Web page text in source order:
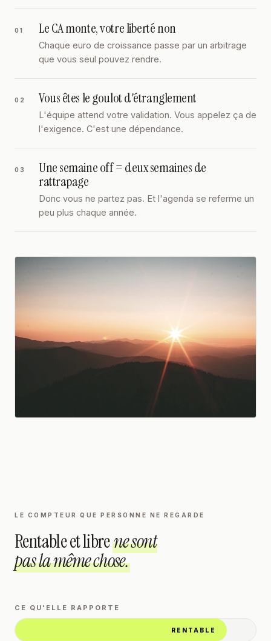
01 Le CA monte, votre liberté non
Chaque euro de croissance passe par un arbitrage
que vous seul pouvez rendre.
02 Vous êtes le goulot d'étranglement
L'équipe attend votre validation. Vous appelez ça de
l'exigence. C'est une dépendance.
03 Une semaine off = deux semaines de
rattrapage
Donc vous ne partez pas. Et l'agenda se referme un
peu plus chaque année.
LE COMPTEUR QUE PERSONNE NE REGARDE
Rentable et librene sont
pas la même chose.
CE QU'ELLE RAPPORTE
RENTABLE